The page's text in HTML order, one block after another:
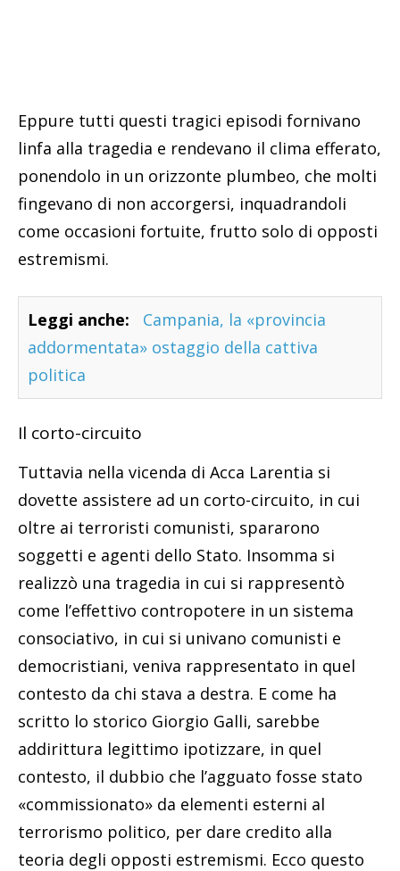
Eppure tutti questi tragici episodi fornivano
linfa alla tragedia e rendevano il clima efferato,
ponendolo in un orizzonte plumbeo, che molti
fingevano di non accorgersi, inquadrandoli
come occasioni fortuite, frutto solo di opposti
estremismi.
Leggi anche:
Campania, la «provincia
addormentata» ostaggio della cattiva
politica
Il corto-circuito
Tuttavia nella vicenda di Acca Larentia si
dovette assistere ad un corto-circuito, in cui
oltre ai terroristi comunisti, spararono
soggetti e agenti dello Stato. Insomma si
realizzò una tragedia in cui si rappresentò
come l’effettivo contropotere in un sistema
consociativo, in cui si univano comunisti e
democristiani, veniva rappresentato in quel
contesto da chi stava a destra. E come ha
scritto lo storico Giorgio Galli, sarebbe
addirittura legittimo ipotizzare, in quel
contesto, il dubbio che l’agguato fosse stato
«commissionato» da elementi esterni al
terrorismo politico, per dare credito alla
teoria degli opposti estremismi. Ecco questo